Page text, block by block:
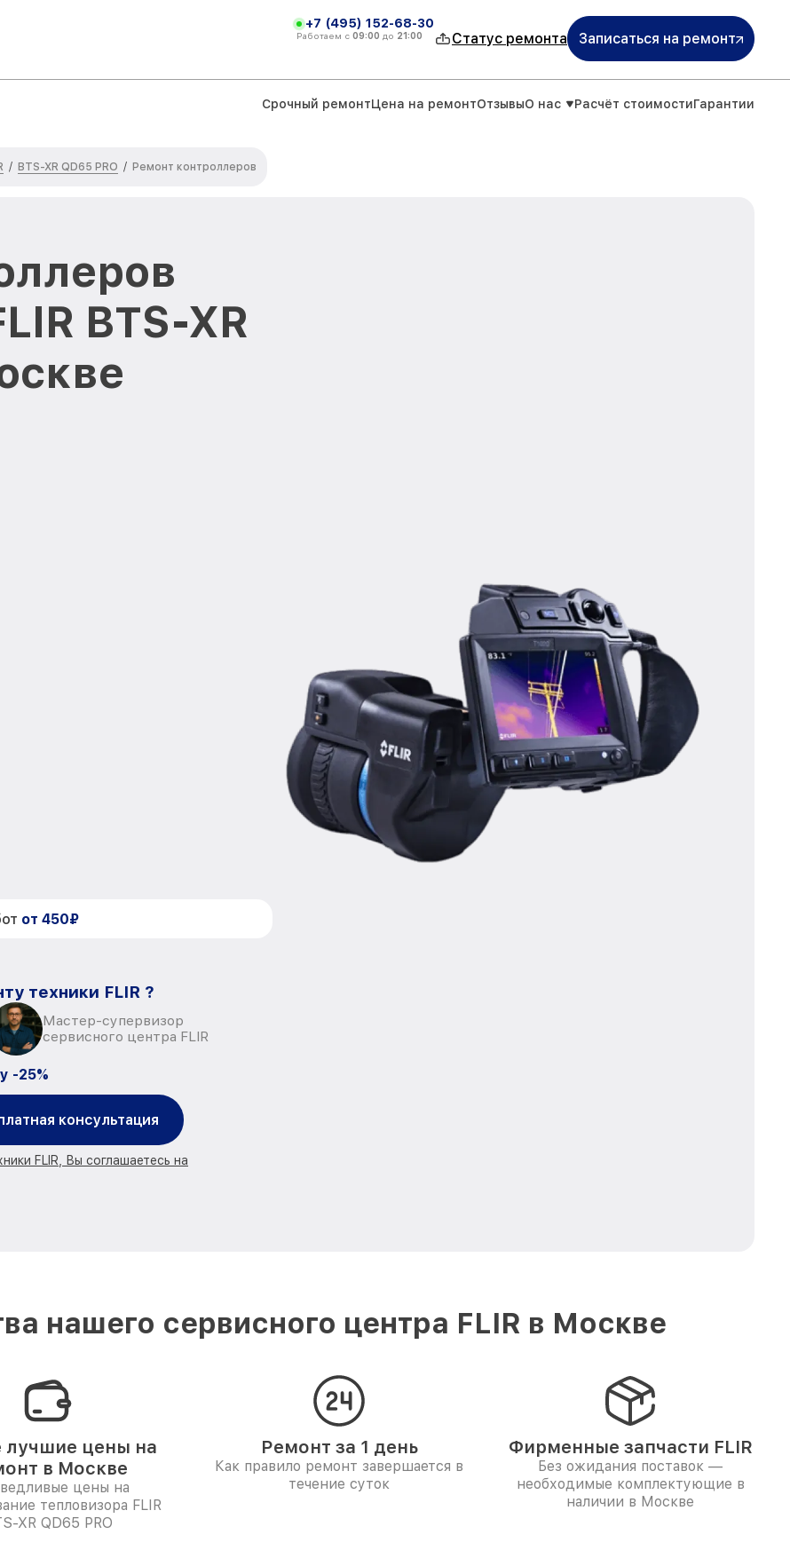
+7 (495) 152-68-30
Работаем с 09:00 до 21:00 Статус ремонта Записаться на ремонт
Срочный ремонтЦена на ремонтОтзывыО нас Расчёт стоимостиГарантии
/ BTS-XR QD65 PRO / Ремонт контроллеров
BTS-XR
от 450₽
техники FLIR ?
Мастер-супервизор
сервисного центра FLIR
-25%
консультация
FLIR, Вы соглашаетесь на
нашего сервисного центра FLIR в Москве
цены на
в Москве
цены на
тепловизора FLIR
XR QD65 PRO
Ремонт за 1 день
Как правило ремонт завершается в
течение суток
Фирменные запчасти FLIR
Без ожидания поставок —
необходимые комплектующие в
наличии в Москве